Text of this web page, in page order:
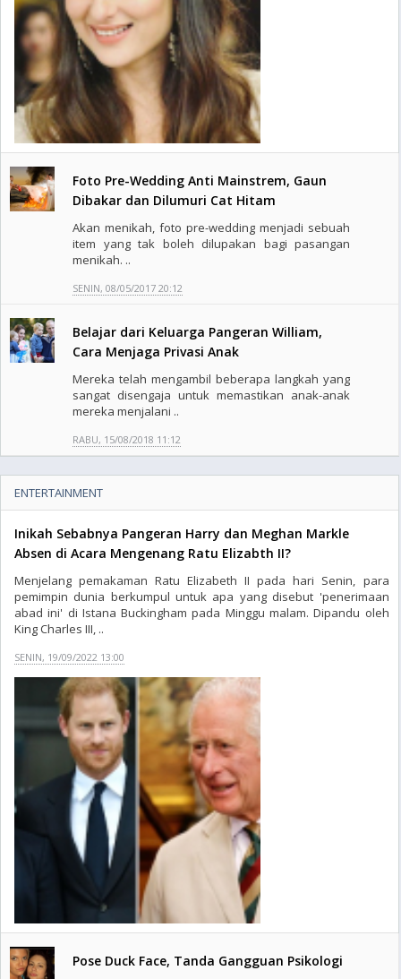
Foto Pre-Wedding Anti Mainstrem, Gaun
Dibakar dan Dilumuri Cat Hitam
Akan menikah, foto pre-wedding menjadi sebuah
item yang tak boleh dilupakan bagi pasangan
menikah. ..
SENIN, 08/05/2017 20:12
Belajar dari Keluarga Pangeran William,
Cara Menjaga Privasi Anak
Mereka telah mengambil beberapa langkah yang
sangat disengaja untuk memastikan anak-anak
mereka menjalani ..
RABU, 15/08/2018 11:12
ENTERTAINMENT
Inikah Sebabnya Pangeran Harry dan Meghan Markle
Absen di Acara Mengenang Ratu Elizabth II?
Menjelang pemakaman Ratu Elizabeth II pada hari Senin, para
pemimpin dunia berkumpul untuk apa yang disebut 'penerimaan
abad ini' di Istana Buckingham pada Minggu malam. Dipandu oleh
King Charles III, ..
SENIN, 19/09/2022 13:00
Pose Duck Face, Tanda Gangguan Psikologi